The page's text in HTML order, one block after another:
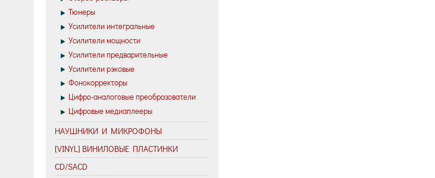
Тюнеры
Усилители интегральные
Усилители мощности
Усилители предварительные
Усилители рэковые
Фонокорректоры
Цифро-аналоговые преобразователи
Цифровые медиаплееры
НАУШНИКИ И МИКРОФОНЫ
[VINYL] ВИНИЛОВЫЕ ПЛАСТИНКИ
CD/SACD